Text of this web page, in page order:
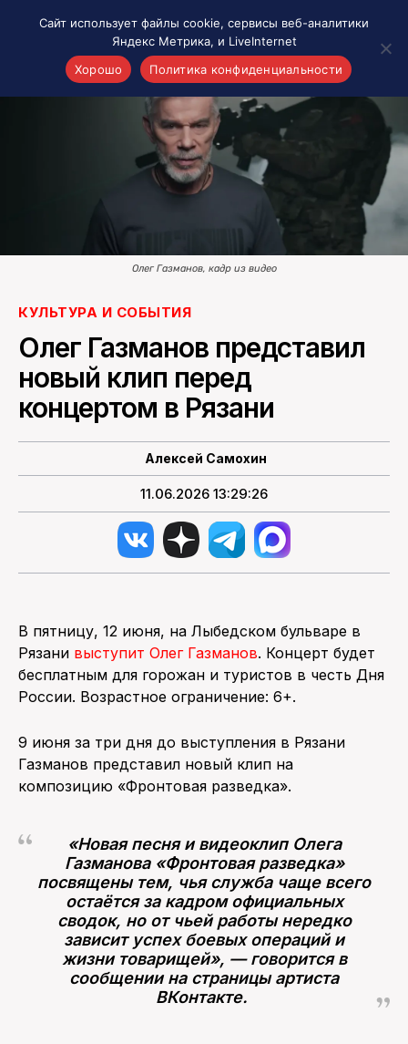
Материалы о Рязани и области
Проекты 7 инфо
Новости кино и ТВ
Новости России
Новости мира
Все материалы 7инфо
О НАС
ПОИСК ПО САЙТУ
Олег Газманов, кадр из видео
КУЛЬТУРА И СОБЫТИЯ
Олег Газманов представил
новый клип перед
концертом в Рязани
Алексей Самохин
11.06.2026 13:29:26
В пятницу, 12 июня, на Лыбедском бульваре в
Рязани выступит Олег Газманов. Концерт будет
бесплатным для горожан и туристов в честь Дня
России. Возрастное ограничение: 6+.
9 июня за три дня до выступления в Рязани
Газманов представил новый клип на
композицию «Фронтовая разведка».
«Новая песня и видеоклип Олега
Газманова «Фронтовая разведка»
посвящены тем, чья служба чаще всего
остаётся за кадром официальных
сводок, но от чьей работы нередко
зависит успех боевых операций и
жизни товарищей», — говорится в
сообщении на страницы артиста
ВКонтакте.
Сайт использует файлы cookie, сервисы веб-аналитики
Яндекс Метрика, и LiveInternet
Хорошо
Политика конфиденциальности